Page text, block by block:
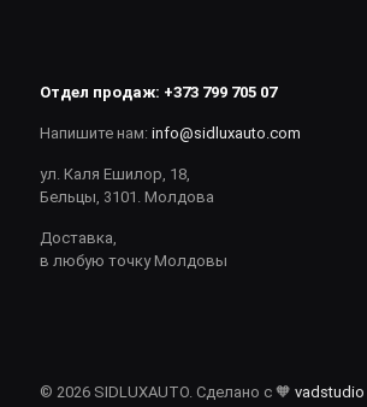
Отдел продаж: +373 799 705 07
Напишите нам: info@sidluxauto.com
ул. Каля Ешилор, 18,
Бельцы, 3101. Молдова
Доставка,
в любую точку Молдовы
© 2026 SIDLUXAUTO. Сделано с 🧡 vadstudio